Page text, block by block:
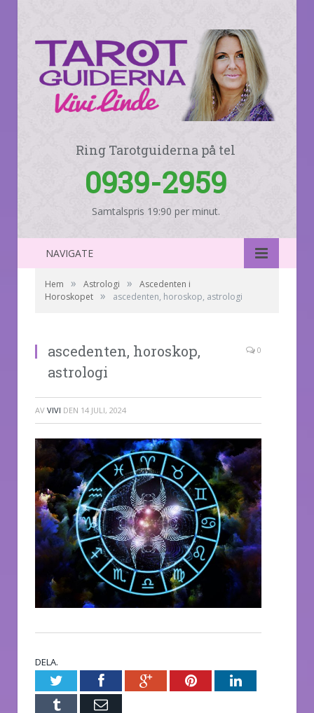
Ring Tarotguiderna på tel
0939-2959
Samtalspris 19:90 per minut.
NAVIGATE
Hem » Astrologi »
Ascedenten i
Horoskopet » ascedenten, horoskop, astrologi
ascedenten, horoskop,
astrologi
0
AV VIVI DEN 14 JULI, 2024
DELA.
TwitterFacebookGoogle+PinterestLinkedIn
Tumblr E-